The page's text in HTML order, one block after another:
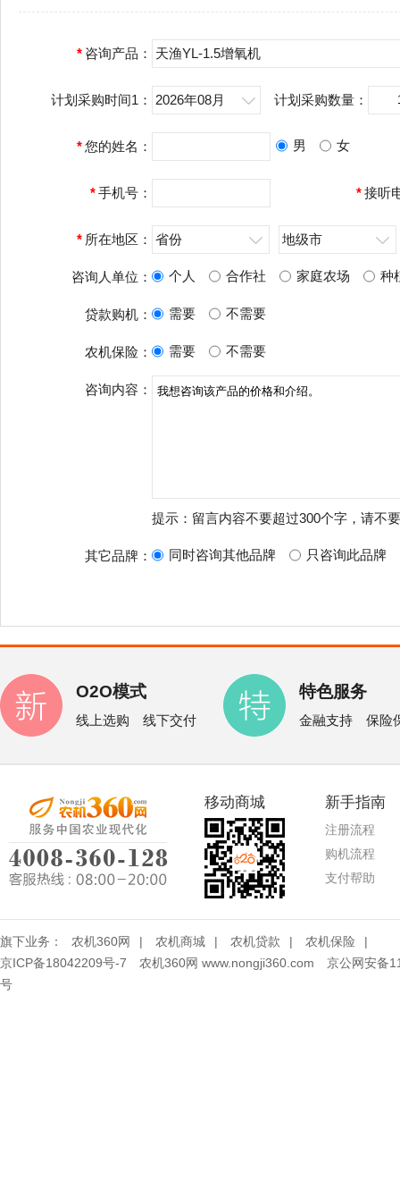
* 咨询产品： 天渔YL-1.5增氧机
计划采购时间1： 2026年08月 计划采购数量：
*您的姓名： 男 女
*手机号： *接听
* 所在地区： 省份 地级市
咨询人单位： 个人 合作社 家庭农场 种
贷款购机： 需要 不需要
农机保险： 需要 不需要
咨询内容：
提示：留言内容不要超过300个字，请不
其它品牌： 同时咨询其他品牌 只咨询此品牌
O2O模式
线上选购 线下交付
特色服务
金融支持 保险
移动商城 新手指南
注册流程
购机流程
支付帮助
旗下业务： 农机360网 | 农机商城 | 农机贷款 | 农机保险
|
京ICP备18042209号-7 农机360网 www.nongji360.com 京公网安备
号